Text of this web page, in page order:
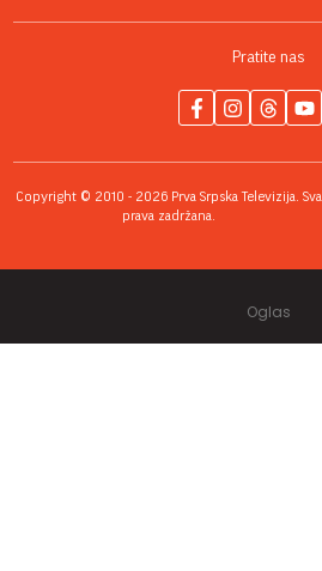
Pratite nas
Copyright © 2010 - 2026 Prva Srpska Televizija. Sva
prava zadržana.